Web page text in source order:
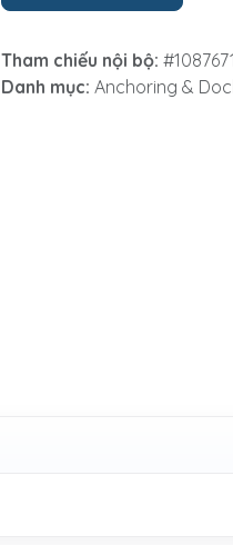
Tham chiếu nội bộ: #1087671
Danh mục: Anchoring &